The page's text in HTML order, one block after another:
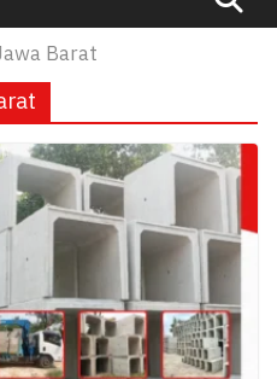
Barat